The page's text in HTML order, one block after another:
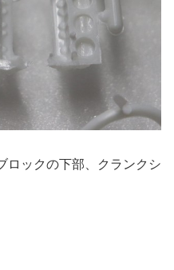
ロックの下部、クランクシ